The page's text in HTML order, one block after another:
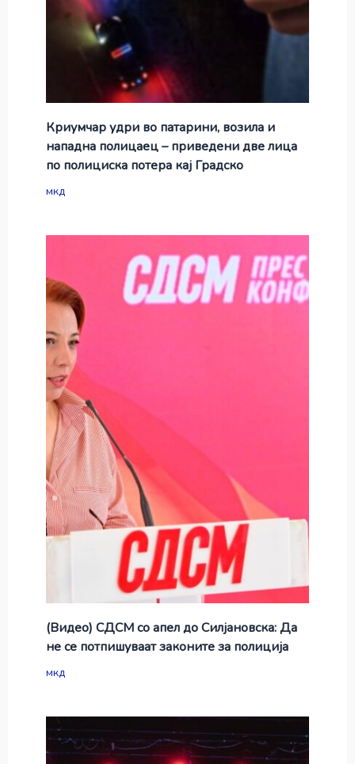
Криумчар удри во патарини, возила и
нападна полицаец – приведени две лица
по полициска потера кај Градско
мкд
(Видео) СДСМ со апел до Силјановска: Да
не се потпишуваат законите за полиција
мкд